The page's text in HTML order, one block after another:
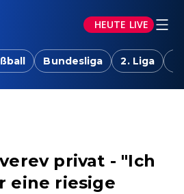
HEUTE LIVE
Bundesliga 2. Liga
privat - "Ich
eine riesige